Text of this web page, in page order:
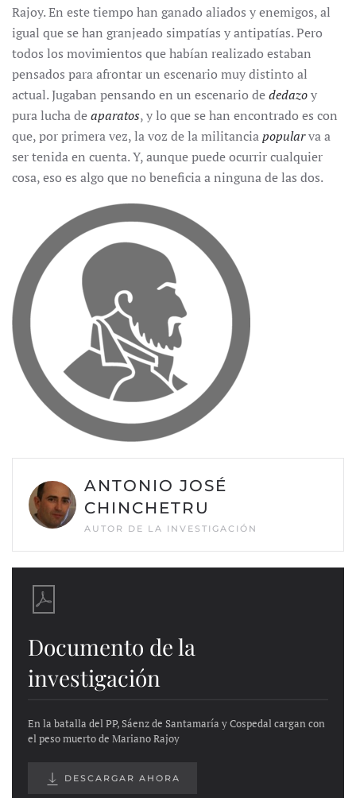
Rajoy. En este tiempo han ganado aliados y enemigos, al
igual que se han granjeado simpatías y antipatías. Pero
todos los movimientos que habían realizado estaban
pensados para afrontar un escenario muy distinto al
actual. Jugaban pensando en un escenario dededazoy
pura lucha deaparatos, y lo que se han encontrado es con
que, por primera vez, la voz de la militanciapopularva a
ser tenida en cuenta. Y, aunque puede ocurrir cualquier
cosa, eso es algo que no beneficia a ninguna de las dos.
ANTONIO JOSÉ
CHINCHETRU
AUTOR DE LA INVESTIGACIÓN
Documento de la
investigación
En la batalla del PP, Sáenz de Santamaría y Cospedal cargan con
el peso muerto de Mariano Rajoy
DESCARGAR AHORA